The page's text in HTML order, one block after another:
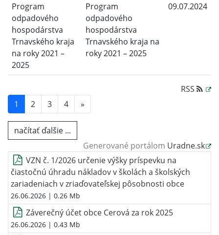
Program
odpadového
hospodárstva
Trnavského kraja
na roky 2021 –
2025
Program
odpadového
hospodárstva
Trnavského kraja na
roky 2021 – 2025
09.07.2024
RSS
1
2 3 4 »
načítať ďalšie ...
Generované portálom Uradne.sk
VZN č. 1/2026 určenie výšky príspevku na
čiastočnú úhradu nákladov v školách a školských
zariadeniach v zriaďovateľskej pôsobnosti obce
26.06.2026 | 0.26 Mb
Záverečný účet obce Cerová za rok 2025
26.06.2026 | 0.43 Mb